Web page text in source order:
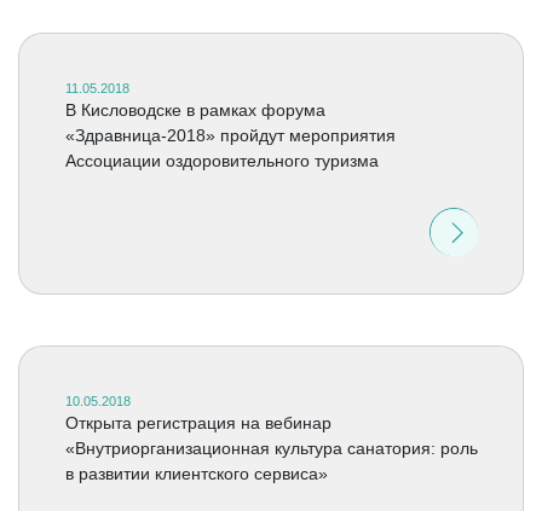
11.05.2018
В Кисловодске в рамках форума
«Здравница-2018» пройдут мероприятия
Ассоциации оздоровительного туризма
10.05.2018
Открыта регистрация на вебинар
«Внутриорганизационная культура санатория: роль
в развитии клиентского сервиса»